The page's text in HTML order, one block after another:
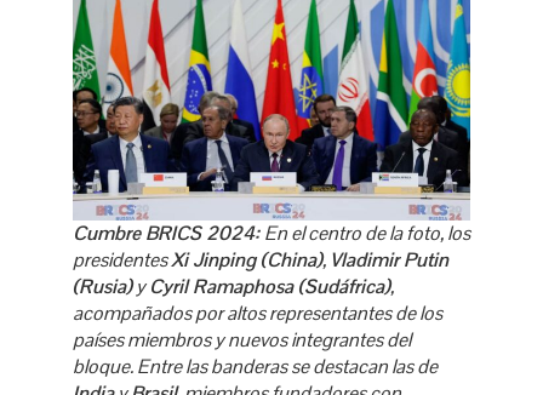
Cumbre BRICS 2024:En el centro de la foto, los
presidentesXi Jinping (China), Vladimir Putin
(Rusia)yCyril Ramaphosa (Sudáfrica),
acompañados por altos representantes de los
países miembros y nuevos integrantes del
bloque. Entre las banderas se destacan las de